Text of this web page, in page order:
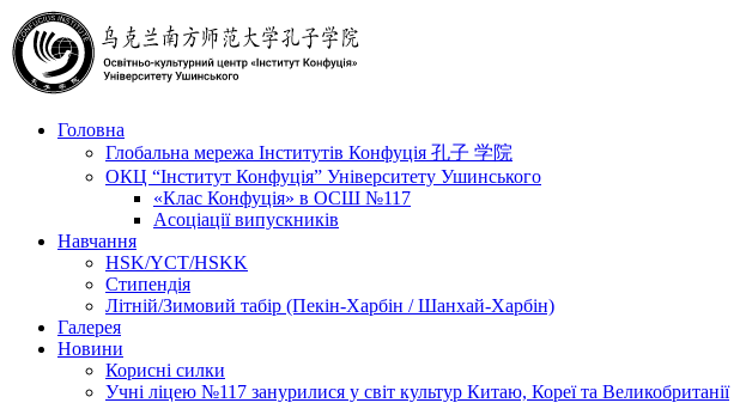
Головна
Глобальна мережа Інститутів Конфуція 孔子 学院
ОКЦ “Інститут Конфуція” Університету Ушинського
«Клас Конфуція» в ОСШ №117
Асоціації випускників
Навчання
HSK/YCT/HSKK
Стипендія
Літній/Зимовий табір (Пекін-Харбін / Шанхай-Харбін)
Галерея
Новини
Корисні силки
Учні ліцею №117 занурилися у світ культур Китаю, Кореї та Великобританії